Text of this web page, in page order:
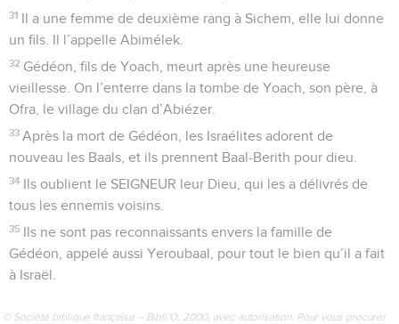
31 Il a une femme de deuxième rang à Sichem, elle lui donne
un fils. Il l’appelle Abimélek.
32 Gédéon, fils de Yoach, meurt après une heureuse
vieillesse. On l’enterre dans la tombe de Yoach, son père, à
Ofra, le village du clan d’Abiézer.
33 Après la mort de Gédéon, les Israélites adorent de
nouveau les Baals, et ils prennent Baal-Berith pour dieu.
34 Ils oublient le SEIGNEUR leur Dieu, qui les a délivrés de
tous les ennemis voisins.
35 Ils ne sont pas reconnaissants envers la famille de
Gédéon, appelé aussi Yeroubaal, pour tout le bien qu’il a fait
à Israël.
© Société biblique française – Bibli’O, 2000, avec autorisation. Pour vous procurer